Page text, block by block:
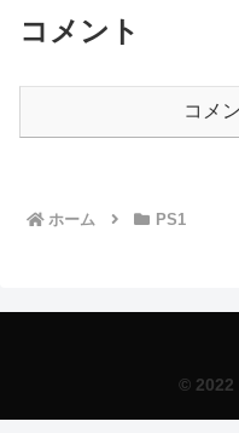
コメント
コメ
ホーム PS1
© 2022